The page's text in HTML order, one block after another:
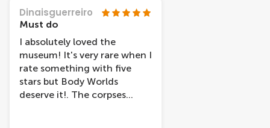
Dinaisguerreiro
Must do
I absolutely loved the
museum! It's very rare when I
rate something with five
stars but Body Worlds
deserve it!. The corpses